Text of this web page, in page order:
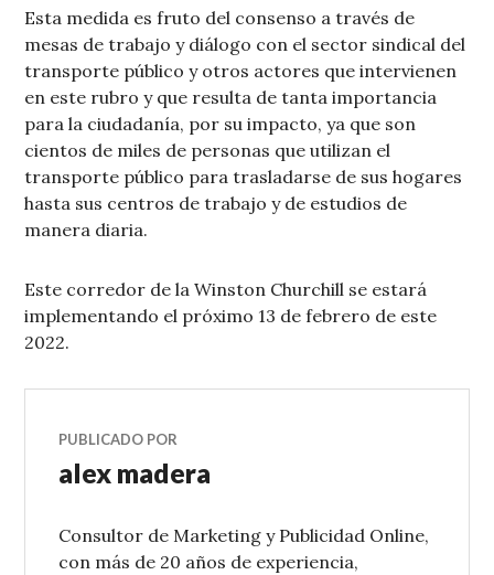
Esta medida es fruto del consenso a través de
mesas de trabajo y diálogo con el sector sindical del
transporte público y otros actores que intervienen
en este rubro y que resulta de tanta importancia
para la ciudadanía, por su impacto, ya que son
cientos de miles de personas que utilizan el
transporte público para trasladarse de sus hogares
hasta sus centros de trabajo y de estudios de
manera diaria.
Este corredor de la Winston Churchill se estará
implementando el próximo 13 de febrero de este
2022.
PUBLICADO POR
alex madera
Consultor de Marketing y Publicidad Online,
con más de 20 años de experiencia,